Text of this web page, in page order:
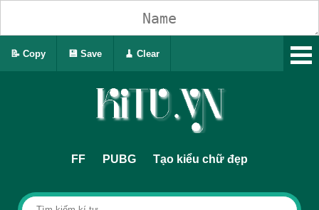
FF PUBG Tạo kiểu chữ đẹp
📝 Copy 💾 Save 🧹 Clear